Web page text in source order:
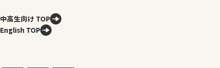
中高生向け TOP
English TOP